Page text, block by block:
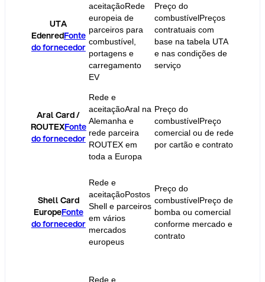
UTA
EdenredFonte
do fornecedor
aceitaçãoRede
europeia de
parceiros para
combustível,
portagens e
carregamento
EV
Preço do
combustívelPreços
contratuais com
base na tabela UTA
e nas condições de
serviço
Aral Card /
ROUTEXFonte
do fornecedor
Rede e
aceitaçãoAral na
Alemanha e
rede parceira
ROUTEX em
toda a Europa
Preço do
combustívelPreço
comercial ou de rede
por cartão e contrato
Shell Card
EuropeFonte
do fornecedor
Rede e
aceitaçãoPostos
Shell e parceiros
em vários
mercados
europeus
Preço do
combustívelPreço de
bomba ou comercial
conforme mercado e
contrato
Rede e